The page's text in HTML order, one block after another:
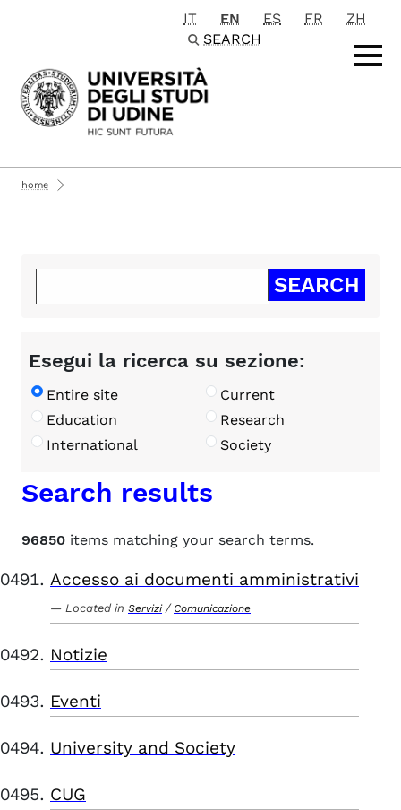
Passa al contenuto principale
IT EN ES FR
ZH
SEARCH
home
Esegui la ricerca su sezione:
Entire site
Current
Education
Research
International
Society
Search results
96850 items matching your search terms.
Accesso ai documenti amministrativi
Located in Servizi / Comunicazione
Notizie
Eventi
University and Society
CUG